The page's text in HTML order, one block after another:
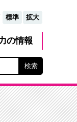
標準 拡大
の情報